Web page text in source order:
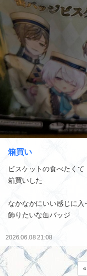
箱買い
ビスケットの食べたくて
箱買いした
なかなかにいい感じに入
飾りたいな缶バッジ
2026.06.08 21:08